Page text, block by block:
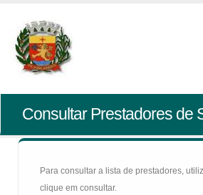
Consultar Prestadores de
Para consultar a lista de prestadores,
clique em consultar.